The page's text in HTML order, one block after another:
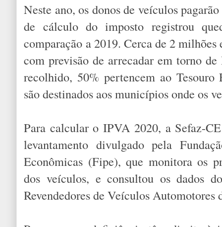
Neste ano, os donos de veículos
de cálculo do imposto registrou
comparação a 2019. Cerca de 2
com previsão de arrecadar em torno
recolhido, 50% pertencem ao Tesouro
são destinados aos municípios onde os
Para calcular o IPVA 2020, a Sefaz-
levantamento divulgado pela
Econômicas (Fipe), que monitora os
dos veículos, e consultou os dados
Revendedores de Veículos Automotores